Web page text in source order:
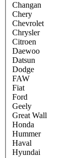
Changan
Chery
Chevrolet
Chrysler
Citroen
Daewoo
Datsun
Dodge
FAW
Fiat
Ford
Geely
Great Wall
Honda
Hummer
Haval
Hyundai